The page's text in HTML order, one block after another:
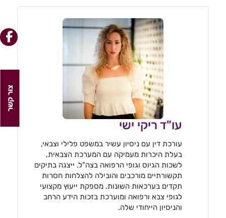
צור קשר
עו"ד ריקי ישי
עורכת דין עם ניסיון עשיר במשפט פלילי וצבאי,
בעלת היכרות מעמיקה עם המערכת הצבאית,
לשכות הגיוס וגופי הרפואה בצה"ל. ייצגה בתיקים
תקשורתיים מורכבים והובילה להצלחות חסרות
תקדים בערכאות השונות. מספקת ייעוץ מקצועי
לגופי צבא ורפואה ומוערכת בזכות הידע הרחב
והניסיון הייחודי שלה.